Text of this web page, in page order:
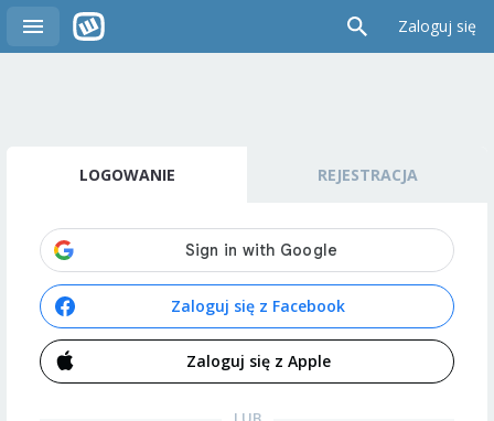
Zaloguj się
LOGOWANIE REJESTRACJA
Zaloguj się z Facebook
Zaloguj się z Apple